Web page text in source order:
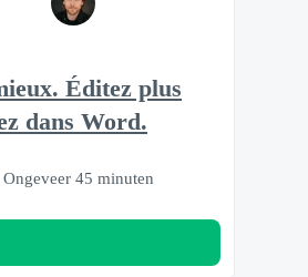
Éditez plus
dans Word.
Ongeveer 45 minuten